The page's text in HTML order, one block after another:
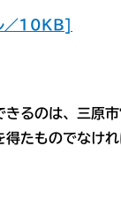
／10KB]
るのは、三原市
たものでなけ